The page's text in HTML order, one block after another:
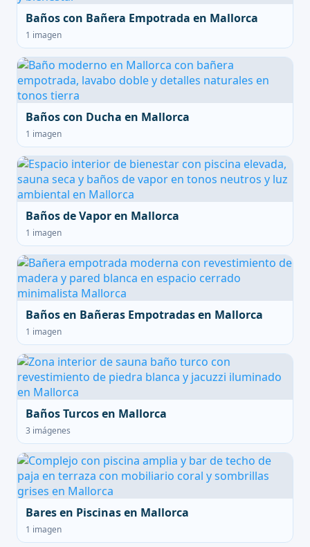
Baños con Bañera Empotrada en Mallorca
1 imagen
Baños con Ducha en Mallorca
1 imagen
Baños de Vapor en Mallorca
1 imagen
Baños en Bañeras Empotradas en Mallorca
1 imagen
Baños Turcos en Mallorca
3 imágenes
Bares en Piscinas en Mallorca
1 imagen